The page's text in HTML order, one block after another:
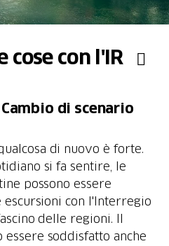
cose con l'IR
di scenario
di nuovo è forte.
si fa sentire, le
possono essere
escursioni con l'Interregio
delle regioni. Il
soddisfatto anche